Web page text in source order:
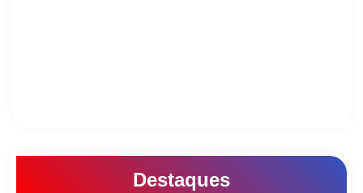
Destaques